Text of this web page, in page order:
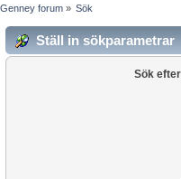
Genney forum » Sök
Ställ in sökparametrar
Sök